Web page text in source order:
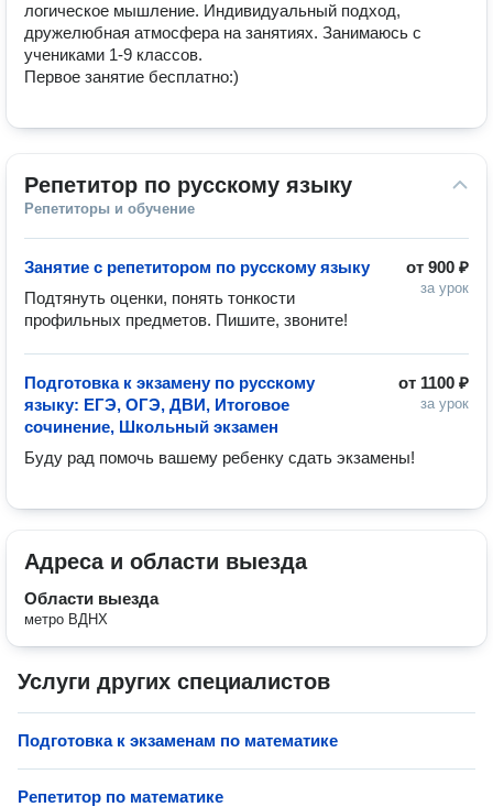
логическое мышление. Индивидуальный подход,
дружелюбная атмосфера на занятиях. Занимаюсь с
учениками 1-9 классов.
Первое занятие бесплатно:)
Репетитор по русскому языку
Репетиторы и обучение
от 900 ₽
за урок
Занятие с репетитором по русскому языку
Подтянуть оценки, понять тонкости
профильных предметов. Пишите, звоните!
от 1100 ₽
за урок
Подготовка к экзамену по русскому
языку: ЕГЭ, ОГЭ, ДВИ, Итоговое
сочинение, Школьный экзамен
Буду рад помочь вашему ребенку сдать экзамены!
Адреса и области выезда
Области выезда
метро ВДНХ
Услуги других специалистов
Подготовка к экзаменам по математике
Репетитор по математике